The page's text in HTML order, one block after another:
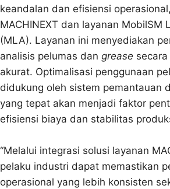
keandalan dan efisiensi
MACHINEXT dan layanan MobilSM
(MLA). Layanan ini menyediakan
analisis pelumas dan grease secara
akurat. Optimalisasi penggunaan
didukung oleh sistem pemantauan
yang tepat akan menjadi faktor
efisiensi biaya dan stabilitas
“Melalui integrasi solusi layanan
pelaku industri dapat memastikan
operasional yang lebih konsisten